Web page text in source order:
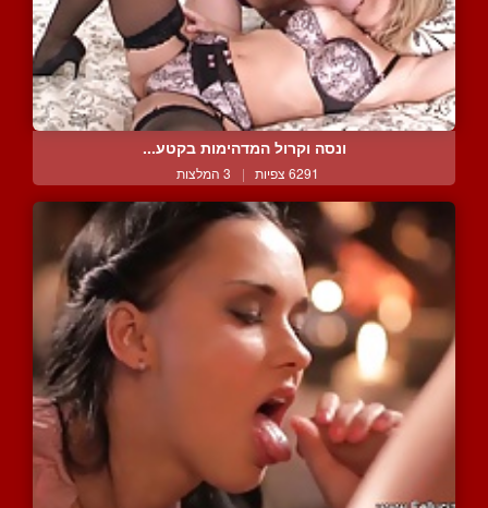
ונסה וקרול המדהימות בקטע...
6291 צפיות | 3 המלצות